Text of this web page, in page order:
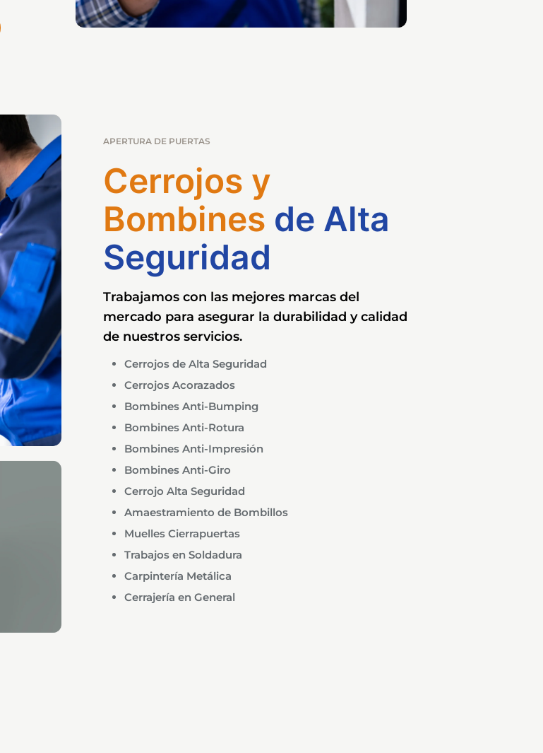
APERTURA DE PUERTAS
Cerrojos y
Bombines de Alta
Seguridad
Trabajamos con las mejores marcas del
mercado para asegurar la durabilidad y calidad
de nuestros servicios.
Cerrojos de Alta Seguridad
Cerrojos Acorazados
Bombines Anti-Bumping
Bombines Anti-Rotura
Bombines Anti-Impresión
Bombines Anti-Giro
Cerrojo Alta Seguridad
Amaestramiento de Bombillos
Muelles Cierrapuertas
Trabajos en Soldadura
Carpintería Metálica
Cerrajería en General